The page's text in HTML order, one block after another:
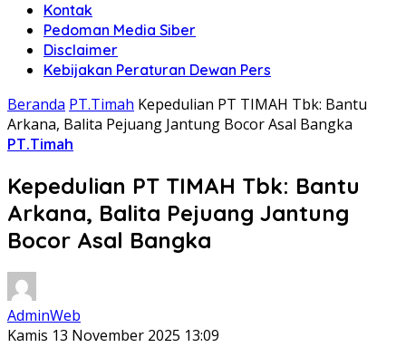
Kontak
Pedoman Media Siber
Disclaimer
Kebijakan Peraturan Dewan Pers
Beranda PT.Timah Kepedulian PT TIMAH Tbk: Bantu
Arkana, Balita Pejuang Jantung Bocor Asal Bangka
PT.Timah
Kepedulian PT TIMAH Tbk: Bantu
Arkana, Balita Pejuang Jantung
Bocor Asal Bangka
AdminWeb
Kamis 13 November 2025 13:09